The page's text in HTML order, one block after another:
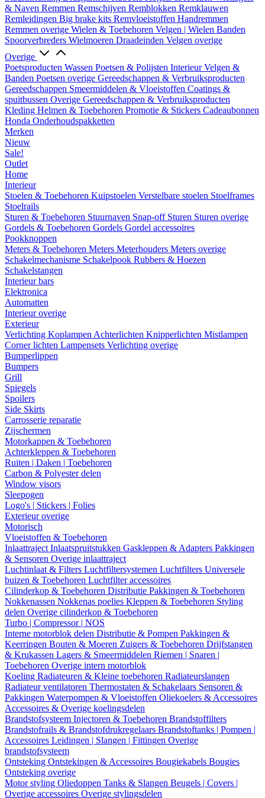
& Naven Remmen Remschijven Remblokken Remklauwen
Remleidingen Big brake kits Remvloeistoffen Handremmen
Remmen overige Wielen & Toebehoren Velgen | Wielen Banden
Spoorverbreders Wielmoeren Draadeinden Velgen overige
Overige
Poetsproducten Wassen Poetsen & Polijsten InterieurVelgen &
Banden Poetsen overige Gereedschappen & Verbruiksproducten
Gereedschappen Smeermiddelen & Vloeistoffen Coatings &
spuitbussen Overige Gereedschappen & Verbruiksproducten
Kleding Helmen & Toebehoren Promotie & Stickers Cadeaubonnen
Honda Onderhoudspakketten
Merken
Nieuw
Sale!
Outlet
Home
Interieur
Stoelen & Toebehoren Kuipstoelen Verstelbare stoelen Stoelframes
Stoelrails
Sturen & Toebehoren Stuurnaven Snap-off Sturen Sturen overige
Gordels & Toebehoren Gordels Gordel accessoires
Pookknoppen
Meters & Toebehoren Meters Meterhouders Meters overige
Schakelmechanisme Schakelpook Rubbers & Hoezen
Schakelstangen
Interieur bars
Elektronica
Automatten
Interieur overige
Exterieur
Verlichting Koplampen Achterlichten Knipperlichten Mistlampen
Corner lichten Lampensets Verlichting overige
Bumperlippen
Bumpers
Grill
Spiegels
Spoilers
Side Skirts
Carrosserie reparatie
Zijschermen
Motorkappen & Toebehoren
Achterkleppen & Toebehoren
Ruiten | Daken | Toebehoren
Carbon & Polyester delen
Window visors
Sleepogen
Logo's | Stickers | Folies
Exterieur overige
Motorisch
Vloeistoffen & Toebehoren
Inlaattraject Inlaatspruitstukken Gaskleppen & Adapters Pakkingen
& Sensoren Overige inlaattraject
Luchtinlaat & Filters Luchtfiltersystemen Luchtfilters Universele
buizen & Toebehoren Luchtfilter accessoires
Cilinderkop & Toebehoren Distributie Pakkingen & Toebehoren
Nokkenassen Nokkenas poelies Kleppen & Toebehoren Styling
delen Overige cilinderkop & Toebehoren
Turbo | Compressor | NOS
Interne motorblok delen Distributie & Pompen Pakkingen &
Keerringen Bouten & Moeren Zuigers & Toebehoren Drijfstangen
& Krukassen Lagers & Smeermiddelen Riemen | Snaren |
Toebehoren Overige intern motorblok
Koeling Radiateuren & Kleine toebehoren Radiateurslangen
Radiateur ventilatoren Thermostaten & Schakelaars Sensoren &
Pakkingen Waterpompen & Vloeistoffen Oliekoelers & Accessoires
Accessoires & Overige koelingsdelen
Brandstofsysteem Injectoren & Toebehoren Brandstoffilters
Brandstofrails & Brandstofdrukregelaars Brandstoftanks | Pompen |
Accessoires Leidingen | Slangen | Fittingen Overige
brandstofsysteem
Ontsteking Ontstekingen & Accessoires Bougiekabels Bougies
Ontsteking overige
Motor styling Oliedoppen Tanks & Slangen Beugels | Covers |
Overige accessoires Overige stylingsdelen